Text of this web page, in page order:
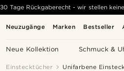
Neuzugänge Marken Bestseller
Neue Kollektion Schmuck &
30 Tage Rückgaberecht - wir stellen
Einstecktücher Unifarbene